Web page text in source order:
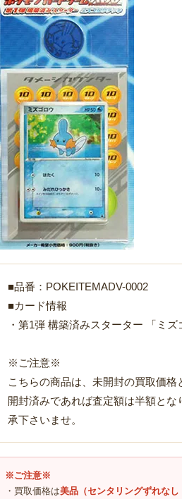
■品番：POKEITEMADV-0002
■カード情報
・第1弾 構築済みスターター 「ミズ
※ご注意※
こちらの商品は、未開封の買取価格
開封済みであれば査定額は半額とな
承下さいませ。
※ご注意※
・買取価格は美品（センタリングずれな